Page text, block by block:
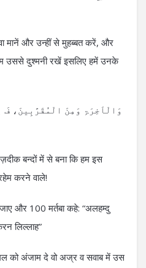
मानें और उन्हीं से मुहब्बत करें, और
उससे दुश्मनी रखें इसलिए हमें उनके
وَالْاَخِرَۃِ وَمِنَ الْمُقَرَّبِینَ،
बन्दों में से बना कि हम इस
करने वाले!
और 100 मर्तबा कहे: “अलहम्दु
लिल्लाह”
को अंजाम दे वो अज्र व सवाब में उस